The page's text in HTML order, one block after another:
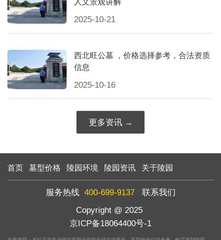
2025-10-21
西北旺公墓 ，价格选择参考，合法资质
信息
2025-10-16
更多资讯
首页 墓型价格 陵园环境 陵园资讯 关于陵园
服务热线 400-699-9137
联系我们
Copyright @ 2025
京ICP备18064400号-1